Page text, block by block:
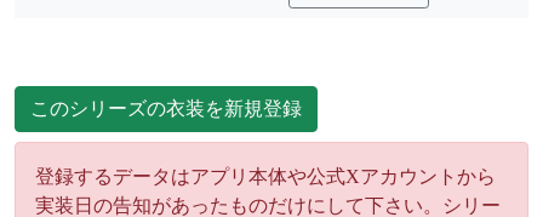
このシリーズの衣装を新規登録
登録するデータはアプリ本体や公式Xアカウントから
実装日の告知があったものだけにして下さい。シリー